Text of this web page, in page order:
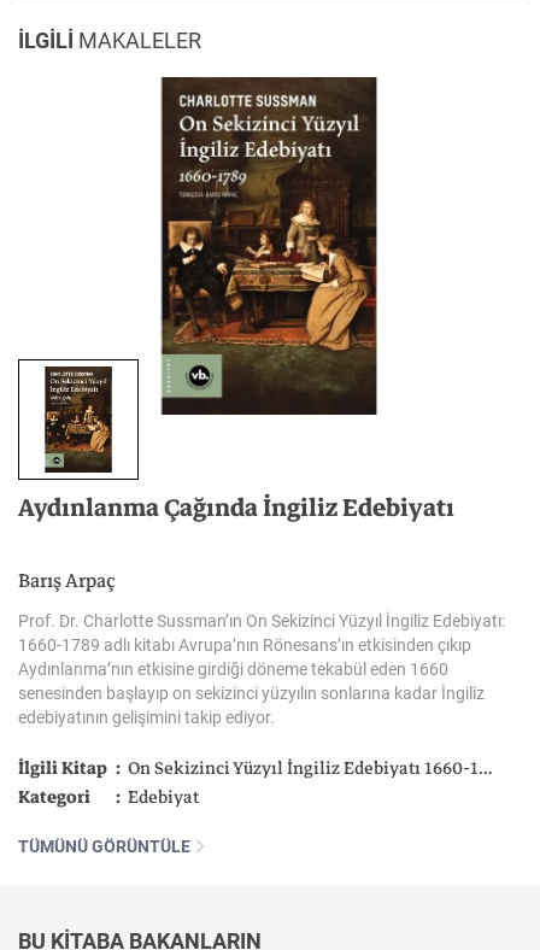
İLGİLİ MAKALELER
AydınlanmaÇağındaİngilizEdebiyatı
Barış Arpaç
Prof. Dr. Charlotte Sussman’ın On Sekizinci Yüzyıl İngiliz Edebiyatı:
1660-1789 adlı kitabı Avrupa’nın Rönesans’ın etkisinden çıkıp
Aydınlanma’nın etkisine girdiği döneme tekabül eden 1660
senesinden başlayıp on sekizinci yüzyılın sonlarına kadar İngiliz
edebiyatının gelişimini takip ediyor.
İlgili Kitap
On Sekizinci Yüzyıl İngiliz Edebiyatı 1660-1789
Kategori
Edebiyat
TÜMÜNÜ GÖRÜNTÜLE
BU KİTABA BAKANLARIN